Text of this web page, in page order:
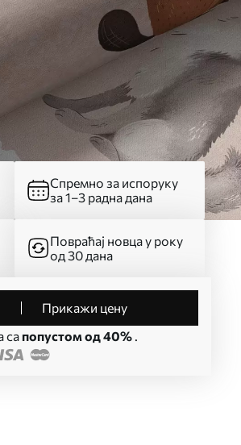
Спремно за испоруку
за 1–3 радна дана
Повраћај новца у року
од 30 дана
Прикажи цену
са попустом од 40%.